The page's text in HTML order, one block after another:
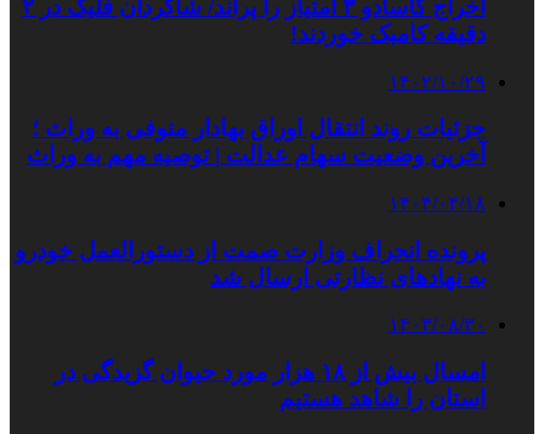
اخراج کاسادو ۳ امتیاز را پراند/ شاگردان فلیک در ۲
دقیقه کامبک خوردند!
۱۴۰۲/۱۰/۲۹
جزئیات روند انتقال اوراق بهادار متوفی به وراث ؛
آخرین وضعیت سهام عدالت | توصیه مهم به وراث
۱۴۰۴/۰۴/۱۸
پرونده انحراف وزارت صمت از دستورالعمل خودرو
به نهادهای نظارتی ارسال شد
۱۴۰۳/۰۸/۳۰
امسال بیش از ۱۸ هزار مورد حیوان گزیدگی در
استان را شاهد هستیم